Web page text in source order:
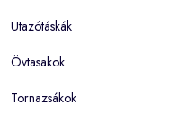
Utazótáskák
Övtasakok
Tornazsákok